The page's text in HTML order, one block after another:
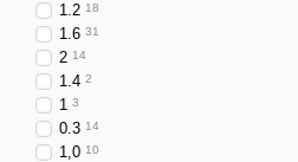
1.2 18
1.6 31
2 14
1.4 2
1 3
0.3 14
1,0 10